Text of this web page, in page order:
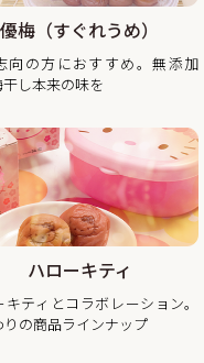
営業
り順次発送。
であらかじめのご注
年最終セール
大変お得にお買い求
。また、期間中当企
に「金山寺味噌」も
和歌山県全体で今年
2年連続の梅の大凶
優梅（すぐれうめ）
向の方におすすめ。無添加
干し本来の味を
ハローキティ
キティとコラボレーション。
りの商品ラインナップ